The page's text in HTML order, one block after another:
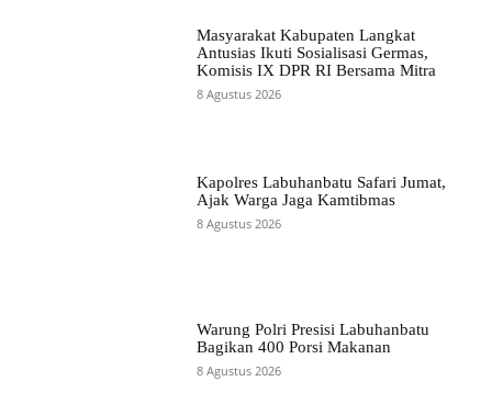
Masyarakat Kabupaten Langkat
Antusias Ikuti Sosialisasi Germas,
Komisis IX DPR RI Bersama Mitra
8 Agustus 2026
Kapolres Labuhanbatu Safari Jumat,
Ajak Warga Jaga Kamtibmas
8 Agustus 2026
Warung Polri Presisi Labuhanbatu
Bagikan 400 Porsi Makanan
8 Agustus 2026